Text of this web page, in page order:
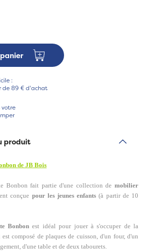
:
de 89 € d'achat
votre
produit
de JB Bois
Bonbon fait partie d'une collection de mobilier
conçue pour les jeunes enfants (à partir de 10
Bonbon est idéal pour jouer à s'occuper de la
composé de plaques de cuisson, d'un four, d'un
d'une table et de deux tabourets.